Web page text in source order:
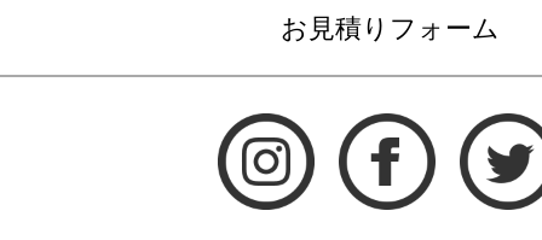
お見積りフォーム